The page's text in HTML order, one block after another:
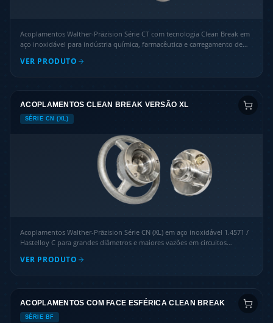
Acoplamentos Walther-Präzision Série CT com tecnologia Clean Break em
aço inoxidável para indústria química, farmacêutica e carregamento de
VER PRODUTO
ACOPLAMENTOS CLEAN BREAK VERSÃO XL
SÉRIE CN (XL)
Acoplamentos Walther-Präzision Série CN (XL) em aço inoxidável 1.4571 /
Hastelloy C para grandes diâmetros e maiores vazões em circuitos
VER PRODUTO
ACOPLAMENTOS COM FACE ESFÉRICA CLEAN BREAK
SÉRIE BF